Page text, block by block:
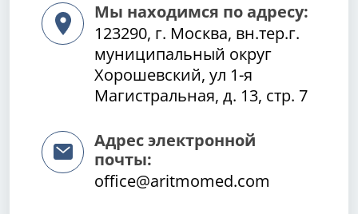
Мы находимся по адресу:
123290, г. Москва, вн.тер.г.
муниципальный округ
Хорошевский, ул 1-я
Магистральная, д. 13, стр. 7
Адрес электронной
почты:
office@aritmomed.com